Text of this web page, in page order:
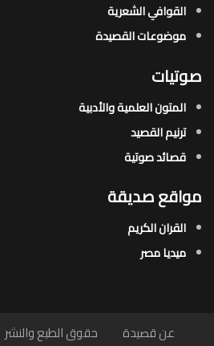
القوافي الشعرية​
موضوعات القصيدة​
صوتيات
المتون العلمية والأدبية
ترنيم القصيد
قصائد صوتية
مواقع صديقة
القران الكريم
ميديا مصر
عن قصيدة حقوق الطبع والنشر